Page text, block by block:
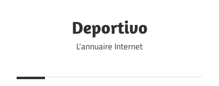
Deportivo
L'annuaire Internet